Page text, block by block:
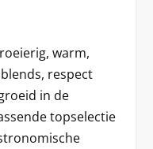
warm,
respect
in de
topselectie